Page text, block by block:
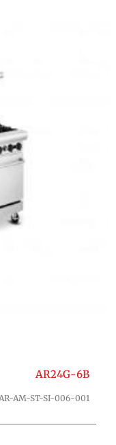
AR24G-6B
AR-AM-ST-SI-006-001